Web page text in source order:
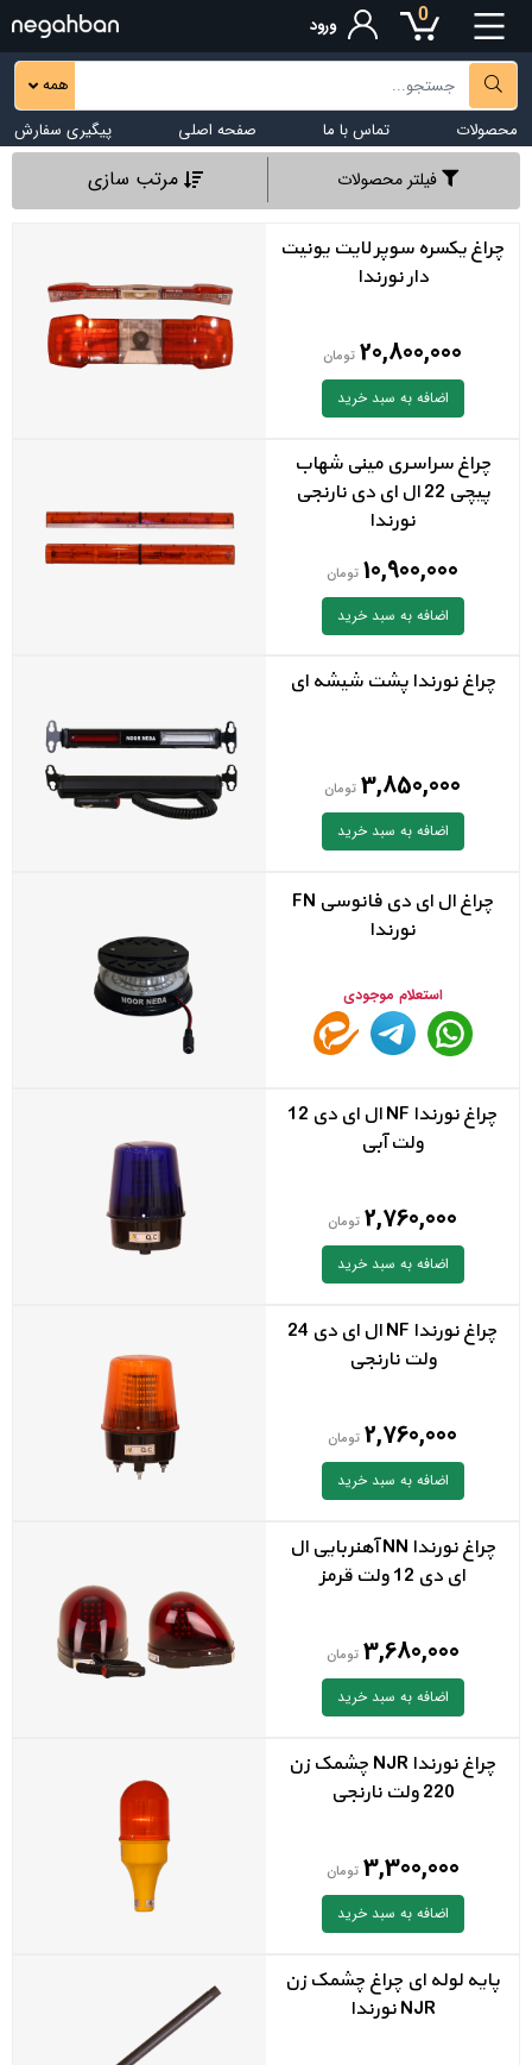
0 ورود
همه
محصولات
تماس با ما صفحه اصلی پیگیری سفارش
فیلتر محصولات مرتب سازی
چراغ یکسره سوپر لایت یونیت
دار نورندا
20,800,000 تومان
اضافه به سبد خرید
چراغ سراسری مینی شهاب
پیچی 22 ال ای دی نارنجی
نورندا
10,900,000 تومان
اضافه به سبد خرید
چراغ نورندا پشت شیشه ای
3,850,000 تومان
اضافه به سبد خرید
چراغ ال ای دی فانوسی FN
نورندا
استعلام موجودی
چراغ نورندا NF ال ای دی 12
ولت آبی
2,760,000 تومان
اضافه به سبد خرید
چراغ نورندا NF ال ای دی 24
ولت نارنجی
2,760,000 تومان
اضافه به سبد خرید
چراغ نورندا NN آهنربایی ال
ای دی 12 ولت قرمز
3,680,000 تومان
اضافه به سبد خرید
چراغ نورندا NJR چشمک زن
220 ولت نارنجی
3,300,000 تومان
اضافه به سبد خرید
پایه لوله ای چراغ چشمک زن
NJR نورندا